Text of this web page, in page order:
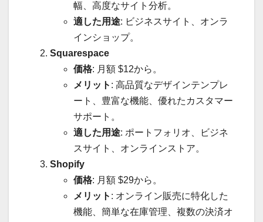
幅、高度なサイト分析。
適した用途: ビジネスサイト、オンラ
インショップ。
Squarespace
価格: 月額 $12から。
メリット : 高品質なデザインテンプレ
ート、豊富な機能、優れたカスタマー
サポート。
適した用途: ポートフォリオ、ビジネ
スサイト、オンラインストア。
Shopify
価格: 月額 $29から。
メリット : オンライン販売に特化した
機能、簡単な在庫管理、複数の決済オ